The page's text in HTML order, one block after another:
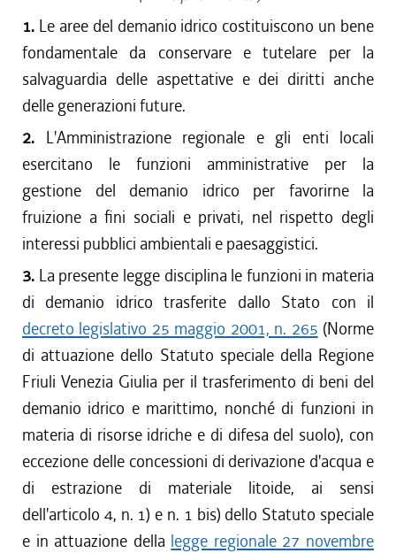
1. Le aree del demanio idrico costituiscono un bene
fondamentale da conservare e tutelare per la
salvaguardia delle aspettative e dei diritti anche
delle generazioni future.
2. L'Amministrazione regionale e gli enti locali
esercitano le funzioni amministrative per la
gestione del demanio idrico per favorirne la
fruizione a fini sociali e privati, nel rispetto degli
interessi pubblici ambientali e paesaggistici.
3. La presente legge disciplina le funzioni in materia
di demanio idrico trasferite dallo Stato con il
decreto legislativo 25 maggio 2001, n. 265 (Norme
di attuazione dello Statuto speciale della Regione
Friuli Venezia Giulia per il trasferimento di beni del
demanio idrico e marittimo, nonché di funzioni in
materia di risorse idriche e di difesa del suolo), con
eccezione delle concessioni di derivazione d'acqua e
di estrazione di materiale litoide, ai sensi
dell'articolo 4, n. 1) e n. 1 bis) dello Statuto speciale
e in attuazione della legge regionale 27 novembre